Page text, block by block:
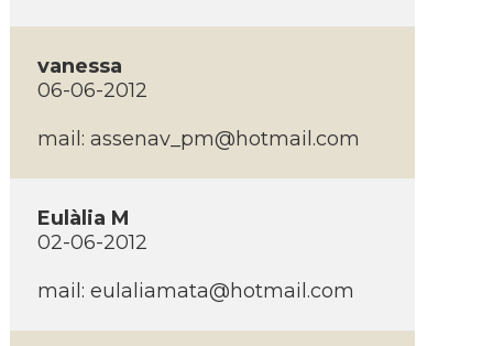
vanessa
06-06-2012
mail: assenav_pm@hotmail.com
Eulàlia M
02-06-2012
mail: eulaliamata@hotmail.com